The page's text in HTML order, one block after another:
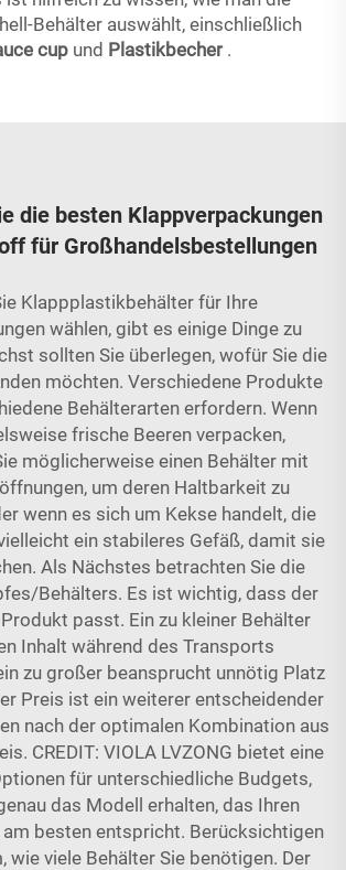
Behälter auswählt, einschließlich
cup und Plastikbecher .
die besten Klappverpackungen
für Großhandelsbestellungen
Klappplastikbehälter für Ihre
wählen, gibt es einige Dinge zu
sollten Sie überlegen, wofür Sie die
möchten. Verschiedene Produkte
Behälterarten erfordern. Wenn
frische Beeren verpacken,
möglicherweise einen Behälter mit
um deren Haltbarkeit zu
wenn es sich um Kekse handelt, die
ein stabileres Gefäß, damit sie
Als Nächstes betrachten Sie die
Behälters. Es ist wichtig, dass der
passt. Ein zu kleiner Behälter
Inhalt während des Transports
zu großer beansprucht unnötig Platz
Preis ist ein weiterer entscheidender
nach der optimalen Kombination aus
CREDIT: VIOLA LVZONG bietet eine
für unterschiedliche Budgets,
das Modell erhalten, das Ihren
besten entspricht. Berücksichtigen
wie viele Behälter Sie benötigen. Der